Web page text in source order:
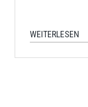
WEITERLESEN